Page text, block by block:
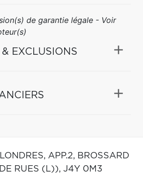
de garantie légale - Voir
& EXCLUSIONS
APP.2, BROSSARD
RUES (L)), J4Y 0M3